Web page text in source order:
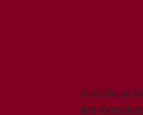
Kecerdasan
dan